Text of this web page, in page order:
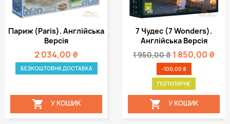
Париж (Paris). Англійська
Версія
2 034,00 ₴
БЕЗКОШТОВНА ДОСТАВКА
 У КОШИК
7 Чудес (7 Wonders).
Англійська Версія
1 950,00 ₴ 1 850,00 ₴
-100,00 ₴
ПОПУЛЯРНЕ
 У КОШИК